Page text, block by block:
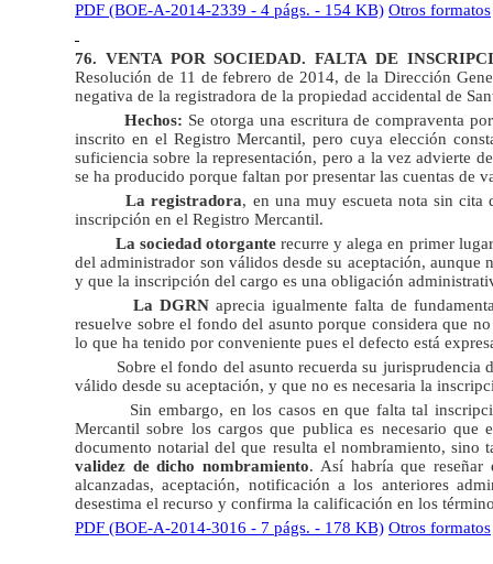
PDF (BOE-A-2014-2339 - 4 págs. - 154 KB) Otros formatos
76. VENTA POR SOCIEDAD. FALTA DE
Resolución de 11 de febrero de 2014, de la Dirección
negativa de la registradora de la propiedad accidental de
Hechos: Se otorga una escritura de compraventa
inscrito en el Registro Mercantil, pero cuya elección
suficiencia sobre la representación, pero a la vez advierte
se ha producido porque faltan por presentar las cuentas de
La registradora, en una muy escueta nota sin cita
inscripción en el Registro Mercantil.
La sociedad otorgante recurre y alega en primer
del administrador son válidos desde su aceptación,
y que la inscripción del cargo es una obligación
La DGRN aprecia igualmente falta de
resuelve sobre el fondo del asunto porque considera que
lo que ha tenido por conveniente pues el defecto está
Sobre el fondo del asunto recuerda su
válido desde su aceptación, y que no es necesaria la
Sin embargo, en los casos en que falta tal
Mercantil sobre los cargos que publica es necesario que
documento notarial del que resulta el nombramiento, sino
validez de dicho nombramiento. Así habría que reseñar
alcanzadas, aceptación, notificación a los anteriores
desestima el recurso y confirma la calificación en los
PDF (BOE-A-2014-3016 - 7 págs. - 178 KB) Otros formatos